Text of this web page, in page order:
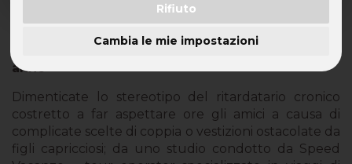
Rifiuto
Cambia le mie impostazioni
Gli “scoppiati” superano le coppie e le famiglie
con bambini per ore di ritardo accumulate in un
anno
Dimenticate lo stereotipo del ritardatario cronico
costretto a far aspettare ore gli amici a causa di
complicate scelte di coppia o vestizioni ostacolate da
figli capricciosi; da uno studio condotto da Speed